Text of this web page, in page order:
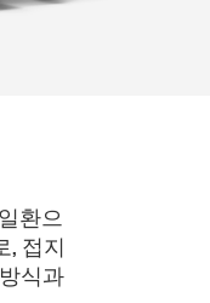
환으
, 접지
식과